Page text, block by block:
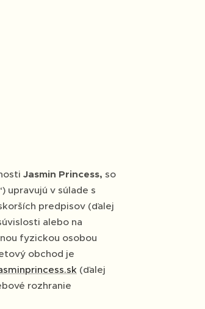
Jasmin Princess, so
upravujú v súlade s
predpisov (ďalej
alebo na
fyzickou osobou
obchod je
(ďalej
rozhranie